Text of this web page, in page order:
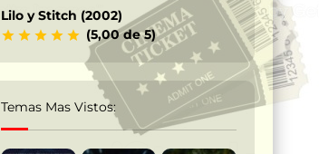
Lilo y Stitch (2002)
(5,00 de 5)
Temas Mas Vistos: